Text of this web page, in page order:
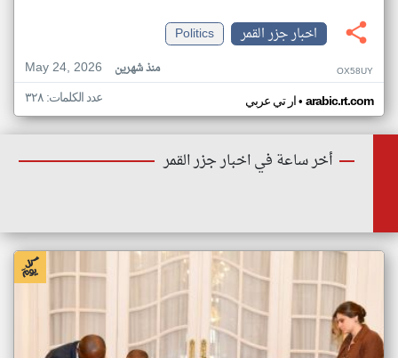
اخبار جزر القمر
Politics
May 24, 2026
منذ شهرين OX58UY
ار تي عربي• arabic.rt.com عدد الكلمات: ٣٢٨
أخر ساعة في اخبار جزر القمر